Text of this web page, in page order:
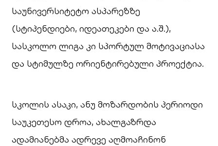
საუნივერსიტეტო ასპარეზზე
(სტიპენდიები, იდეათეკები და ა.შ.),
სასკოლო ლიგა კი სპორტულ მოტივაციასა
და სტიმულზე ორიენტირებული პროექტია.
სკოლის ასაკი, ანუ მოზარდობის პერიოდი
საუკეთესო დროა, ახალგაზრდა
ადამიანებმა ადრევე აღმოაჩინონ